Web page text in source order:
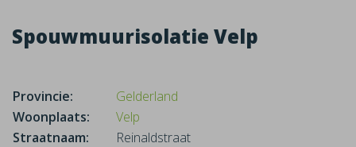
Spouwmuurisolatie Velp
Provincie:
Gelderland
Woonplaats:
Velp
Straatnaam:
Reinaldstraat